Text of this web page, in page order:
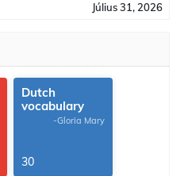
Július 31, 2026
Dutch
vocabulary
-Gloria Mary
30